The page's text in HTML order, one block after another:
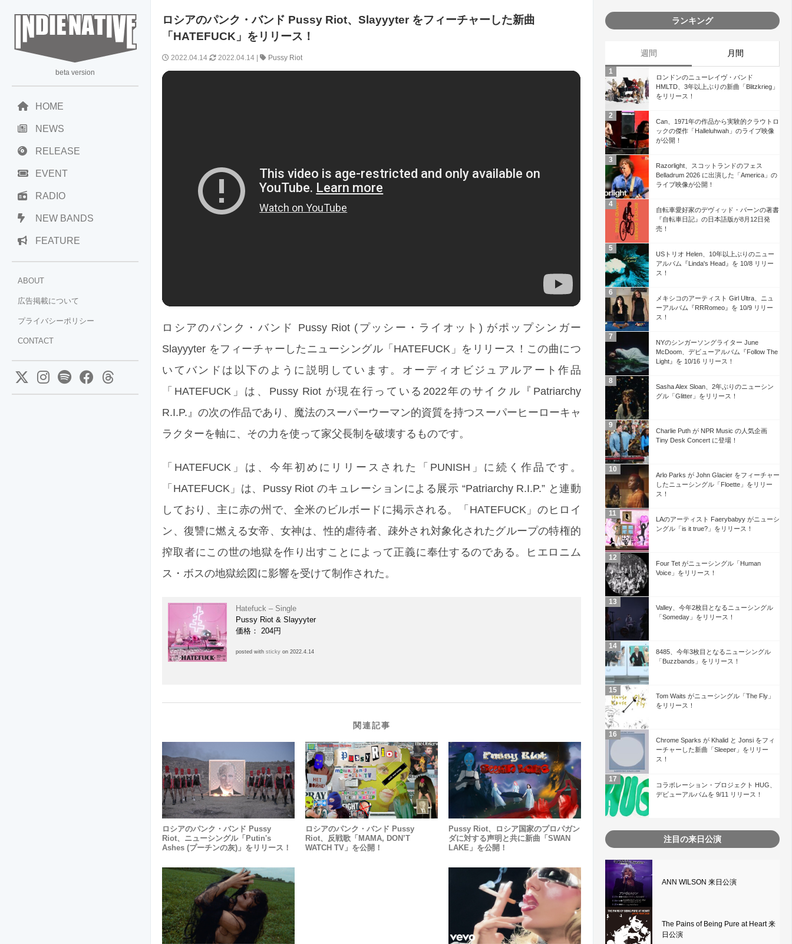
beta version
HOME
NEWS
RELEASE
EVENT
RADIO
NEW BANDS
FEATURE
ABOUT
広告掲載について
プライバシーポリシー
CONTACT
ロシアのパンク・バンド Pussy Riot、Slayyyter をフィーチャーした新曲
「HATEFUCK」をリリース！
2022.04.14 2022.04.14 | Pussy Riot
ロシアのパンク・バンド Pussy Riot (プッシー・ライオット) がポップシンガー
Slayyyter をフィーチャーしたニューシングル「HATEFUCK」をリリース！この曲につ
いてバンドは以下のように説明しています。オーディオビジュアルアート作品
「HATEFUCK」は、Pussy Riot が現在行っている2022年のサイクル『Patriarchy
R.I.P.』の次の作品であり、魔法のスーパーウーマン的資質を持つスーパーヒーローキャ
ラクターを軸に、その力を使って家父長制を破壊するものです。
「HATEFUCK」は、今年初めにリリースされた「PUNISH」に続く作品です。
「HATEFUCK」は、Pussy Riot のキュレーションによる展示 “Patriarchy R.I.P.” と連動
しており、主に赤の州で、全米のビルボードに掲示される。「HATEFUCK」のヒロイ
ン、復讐に燃える女帝、女神は、性的虐待者、疎外され対象化されたグループの特権的
搾取者にこの世の地獄を作り出すことによって正義に奉仕するのである。ヒエロニム
ス・ボスの地獄絵図に影響を受けて制作された。
Hatefuck – Single
Pussy Riot & Slayyyter
価格： 204円
posted withsticky on 2022.4.14
関連記事
ロシアのパンク・バンド Pussy
Riot、ニューシングル「Putin's
Ashes (プーチンの灰)」をリリース！
ロシアのパンク・バンド Pussy
Riot、反戦歌「MAMA, DON’T
WATCH TV」を公開！
Pussy Riot、ロシア国家のプロパガン
ダに対する声明と共に新曲「SWAN
LAKE」を公開！
ランキング
週間 月間
ロンドンのニューレイヴ・バンド
HMLTD、3年以上ぶりの新曲「Blitzkrieg」
をリリース！
Can、1971年の作品から実験的クラウトロ
ックの傑作「Halleluhwah」のライブ映像
が公開！
Razorlight、スコットランドのフェス
Belladrum 2026 に出演した「America」の
ライブ映像が公開！
自転車愛好家のデヴィッド・バーンの著書
『自転車日記』の日本語版が8月12日発
売！
USトリオ Helen、10年以上ぶりのニュー
アルバム『Linda's Head』を 10/8 リリー
ス！
メキシコのアーティスト Girl Ultra、ニュ
ーアルバム『RRRomeo』を 10/9 リリー
ス！
NYのシンガーソングライター June
McDoom、デビューアルバム『Follow The
Light』を 10/16 リリース！
Sasha Alex Sloan、2年ぶりのニューシン
グル「Glitter」をリリース！
Charlie Puth が NPR Music の人気企画
Tiny Desk Concert に登場！
Arlo Parks が John Glacier をフィーチャー
したニューシングル「Floette」をリリー
ス！
LAのアーティスト Faerybabyy がニューシ
ングル「is it true?」をリリース！
Four Tet がニューシングル「Human
Voice」をリリース！
Valley、今年2枚目となるニューシングル
「Someday」をリリース！
8485、今年3枚目となるニューシングル
「Buzzbands」をリリース！
Tom Waits がニューシングル「The Fly」
をリリース！
Chrome Sparks が Khalid と Jonsi をフィ
ーチャーした新曲「Sleeper」をリリー
ス！
コラボレーション・プロジェクト HUG、
デビューアルバムを 9/11 リリース！
注目の来日公演
ANN WILSON 来日公演
The Pains of Being Pure at Heart 来
日公演